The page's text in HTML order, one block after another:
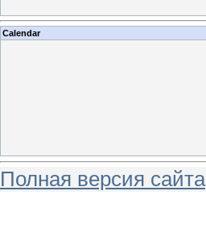
Calendar
Полная версия сайта